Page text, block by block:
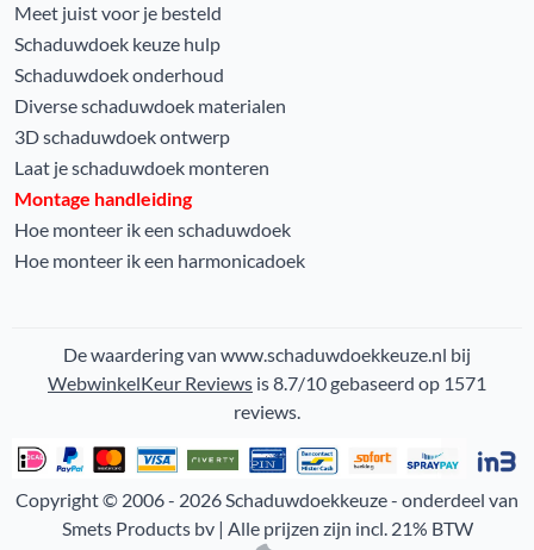
Meet juist voor je besteld
Schaduwdoek keuze hulp
Schaduwdoek onderhoud
Diverse schaduwdoek materialen
3D schaduwdoek ontwerp
Laat je schaduwdoek monteren
Montage handleiding
Hoe monteer ik een schaduwdoek
Hoe monteer ik een harmonicadoek
De waardering van www.schaduwdoekkeuze.nl bij
WebwinkelKeur Reviews is 8.7/10 gebaseerd op 1571
reviews.
Copyright © 2006 - 2026Schaduwdoekkeuze - onderdeel van
Smets Products bv | Alle prijzen zijn incl. 21% BTW